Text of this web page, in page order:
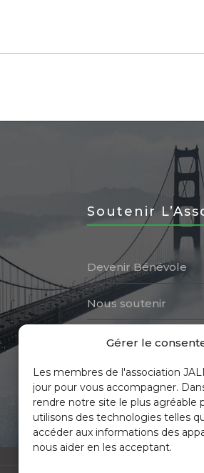
Gérer le
Les membres de l'association
jour pour vous accompagner.
rendre notre site le plus agréable
utilisons des technologies telles
accéder aux informations des
nous aider en les acceptant.
Soutenir
Devenir Bénévole
Nous soutenir
Ressources à